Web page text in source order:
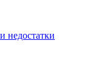
недостатки